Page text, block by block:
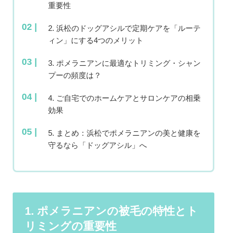
重要性
2. 浜松のドッグアシルで定期ケアを「ルーテ
ィン」にする4つのメリット
3. ポメラニアンに最適なトリミング・シャン
プーの頻度は？
4. ご自宅でのホームケアとサロンケアの相乗
効果
5. まとめ：浜松でポメラニアンの美と健康を
守るなら「ドッグアシル」へ
1. ポメラニアンの被毛の特性とト
リミングの重要性